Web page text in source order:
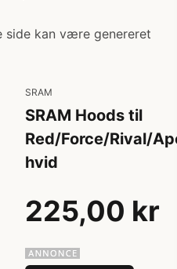
side kan være genereret
SRAM
SRAM Hoods til
Red/Force/Rival/
hvid
225,00 kr